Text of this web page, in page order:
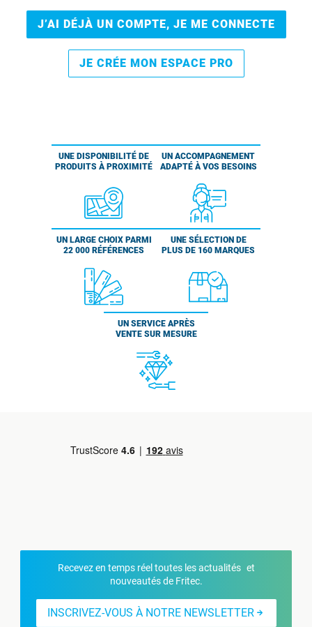
J’AI DÉJÀ UN COMPTE, JE ME CONNECTE
JE CRÉE MON ESPACE PRO
UNE DISPONIBILITÉ DE
PRODUITS À PROXIMITÉ
UN ACCOMPAGNEMENT
ADAPTÉ À VOS BESOINS
UN LARGE CHOIX PARMI
22 000 RÉFÉRENCES
UNE SÉLECTION DE
PLUS DE 160 MARQUES
UN SERVICE APRÈS
VENTE SUR MESURE
Recevez en temps réel toutes les actualités et
nouveautés de Fritec.
INSCRIVEZ-VOUS À NOTRE NEWSLETTER